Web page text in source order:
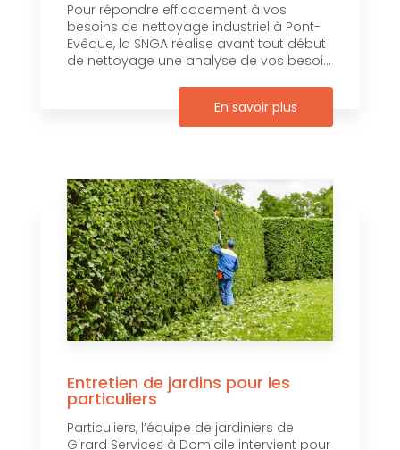
Pour répondre efficacement à vos
besoins de nettoyage industriel à Pont-
Evêque, la SNGA réalise avant tout début
de nettoyage une analyse de vos besoi...
En savoir plus
Entretien de jardins pour les
particuliers
Particuliers, l’équipe de jardiniers de
Girard Services à Domicile intervient pour